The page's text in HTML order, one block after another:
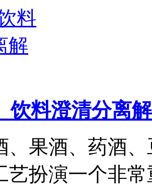
饮料澄清分离
、果酒、药酒
艺扮演一个非